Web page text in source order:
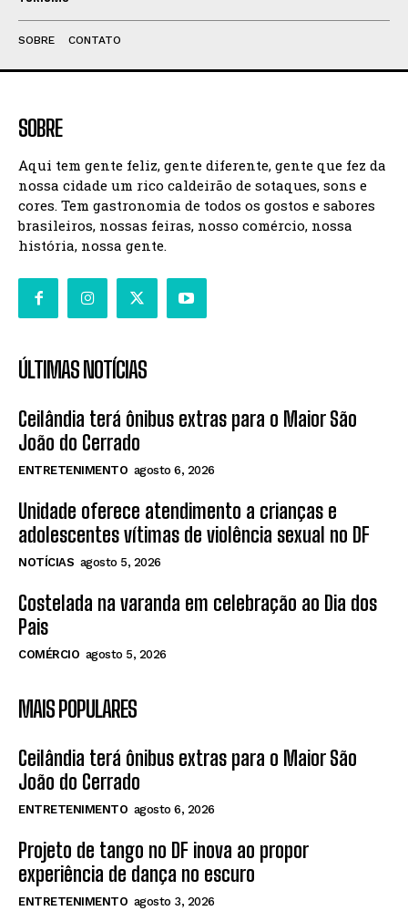
SOBRE CONTATO
SOBRE
Aqui tem gente feliz, gente diferente, gente que fez da
nossa cidade um rico caldeirão de sotaques, sons e
cores. Tem gastronomia de todos os gostos e sabores
brasileiros, nossas feiras, nosso comércio, nossa
história, nossa gente.
ÚLTIMAS NOTÍCIAS
Ceilândia terá ônibus extras para o Maior São
João do Cerrado
ENTRETENIMENTO agosto 6, 2026
Unidade oferece atendimento a crianças e
adolescentes vítimas de violência sexual no DF
NOTÍCIAS agosto 5, 2026
Costelada na varanda em celebração ao Dia dos
Pais
COMÉRCIO agosto 5, 2026
MAIS POPULARES
Ceilândia terá ônibus extras para o Maior São
João do Cerrado
ENTRETENIMENTO agosto 6, 2026
Projeto de tango no DF inova ao propor
experiência de dança no escuro
ENTRETENIMENTO agosto 3, 2026